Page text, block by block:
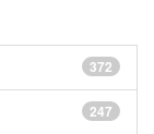
372
247